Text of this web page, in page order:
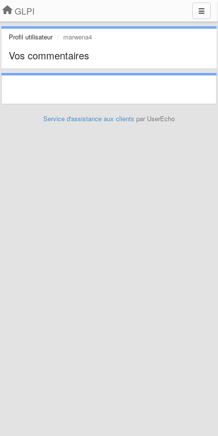
GLPI
Profil utilisateur marwena4
Vos commentaires
Service d'assistance aux clients par UserEcho